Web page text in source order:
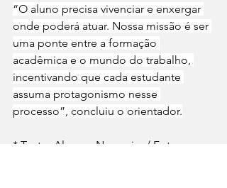
“O aluno precisa vivenciar e enxergar
onde poderá atuar. Nossa missão é ser
uma ponte entre a formação
acadêmica e o mundo do trabalho,
incentivando que cada estudante
assuma protagonismo nesse
processo”, concluiu o orientador.
* Texto: Alysson Nogueira / Fotos: